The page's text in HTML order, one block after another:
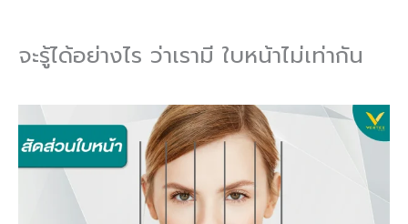
จะรู้ได้อย่างไร ว่าเรามี ใบหน้าไม่เท่ากัน